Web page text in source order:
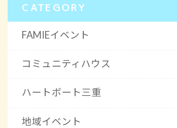
CATEGORY
FAMIEイベント
コミュニティハウス
ハートボート三重
地域イベント